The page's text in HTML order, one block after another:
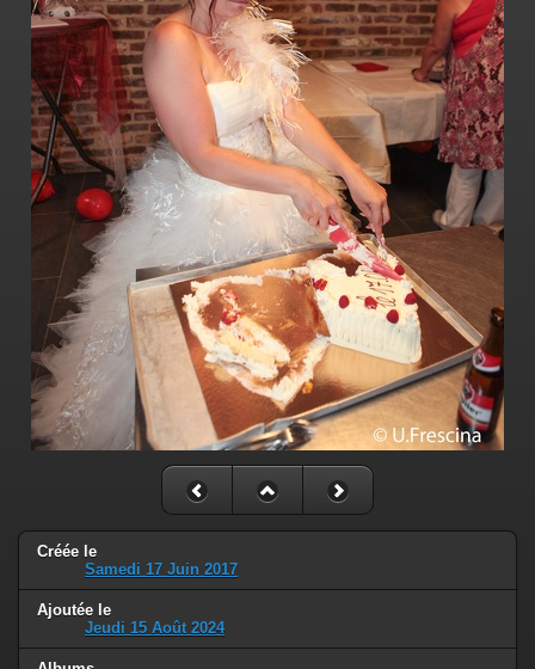
Créée le
Samedi 17 Juin 2017
Ajoutée le
Jeudi 15 Août 2024